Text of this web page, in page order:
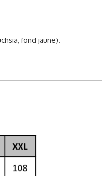
fond jaune).